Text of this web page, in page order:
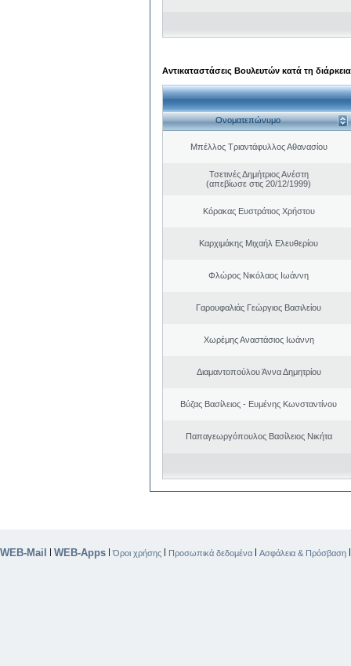
Αντικαταστάσεις Βουλευτών κατά τη
Ονοματεπώνυμο
Μπέλλος Τριαντάφυλλος Αθανασίου
Τσετινές Δημήτριος Ανέστη
(απεβίωσε στις 20/12/1999)
Κόρακας Ευστράτιος Χρήστου
Καρχιμάκης Μιχαήλ Ελευθερίου
Φλώρος Νικόλαος Ιωάννη
Γαρουφαλιάς Γεώργιος Βασιλείου
Χωρέμης Αναστάσιος Ιωάννη
Διαμαντοπούλου Άννα Δημητρίου
Βύζας Βασίλειος - Ευμένης Κωνσταντίνου
Παπαγεωργόπουλος Βασίλειος Νικήτα
WEB-Mail | WEB-Apps |Όροι χρήσης | Προσωπικά δεδομένα | Ασφάλεια & Πρόσβαση